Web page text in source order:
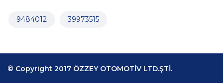
9484012 39973515
© Copyright 2017 ÖZZEY OTOMOTİV LTD.ŞTİ.